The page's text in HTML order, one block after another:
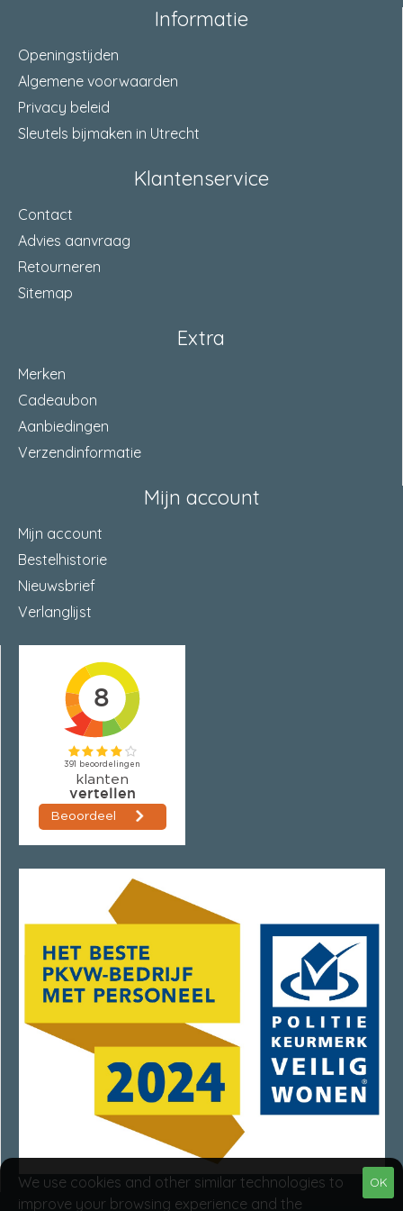
Informatie
Openingstijden
Algemene voorwaarden
Privacy beleid
Sleutels bijmaken in Utrecht
Klantenservice
Contact
Advies aanvraag
Retourneren
Sitemap
Extra
Merken
Cadeaubon
Aanbiedingen
Verzendinformatie
Mijn account
Mijn account
Bestelhistorie
Nieuwsbrief
Verlanglijst
OK
We use cookies and other similar technologies to
improve your browsing experience and the